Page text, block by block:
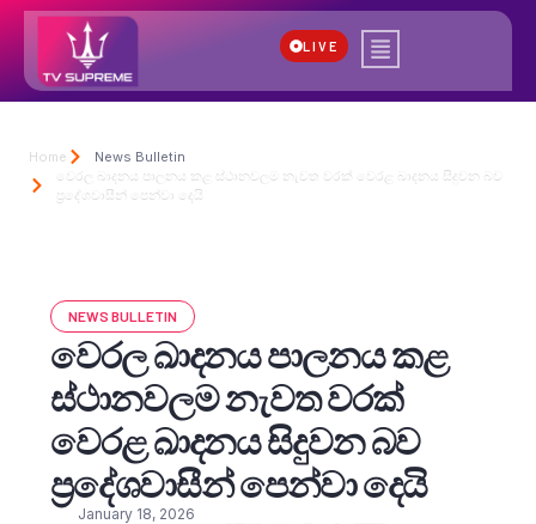
LIVE
Home
News Bulletin
වෙරල ඛාදනය පාලනය කළ ස්ථානවලම නැවත වරක් වෙරළ ඛාදනය සිදුවන බව
ප්‍රදේශවාසීන් පෙන්වා දෙයි
NEWS BULLETIN
වෙරල ඛාදනය පාලනය කළ
ස්ථානවලම නැවත වරක්
වෙරළ ඛාදනය සිදුවන බව
ප්‍රදේශවාසීන් පෙන්වා දෙයි
January 18, 2026